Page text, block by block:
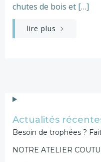
chutes de bois et […]
lire plus
Actualités
Besoin de trophées ?
NOTRE ATELIER